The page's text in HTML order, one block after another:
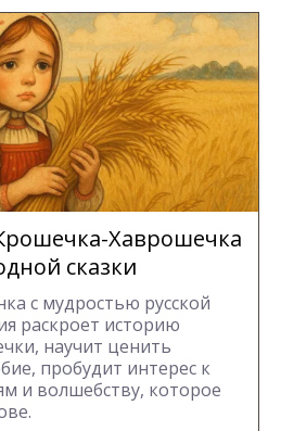
Хаврошечка
сказки
с мудростью русской
раскроет историю
научит ценить
пробудит интерес к
и волшебству, которое